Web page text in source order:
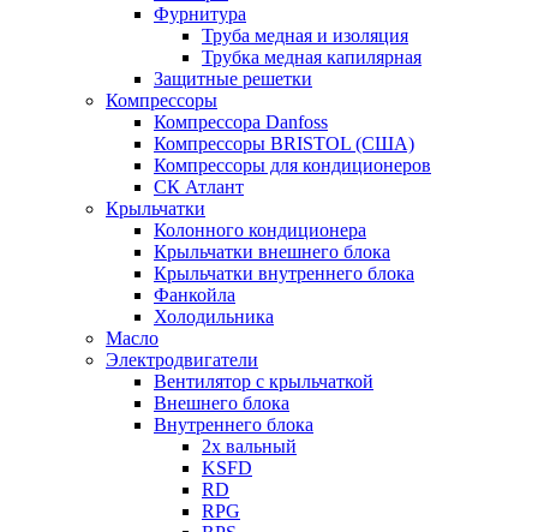
Фурнитура
Труба медная и изоляция
Трубка медная капилярная
Защитные решетки
Компрессоры
Компрессора Danfoss
Компрессоры BRISTOL (США)
Компрессоры для кондиционеров
СК Атлант
Крыльчатки
Колонного кондиционера
Крыльчатки внешнего блока
Крыльчатки внутреннего блока
Фанкойла
Холодильника
Масло
Электродвигатели
Вентилятор с крыльчаткой
Внешнего блока
Внутреннего блока
2х вальный
KSFD
RD
RPG